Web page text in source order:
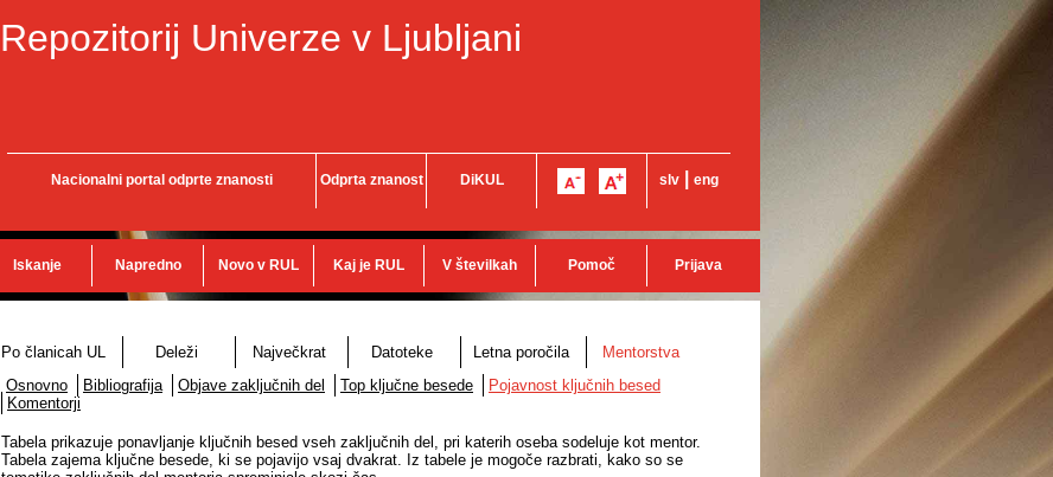
Repozitorij Univerze v Ljubljani
Nacionalni portal odprte znanosti Odprta znanost DiKUL slv eng
Iskanje Napredno Novo v RUL Kaj je RUL V številkah Pomoč Prijava
Po članicah UL Deleži Največkrat Datoteke Letna poročila
Mentorstva
Osnovno
Bibliografija Objave zaključnih del Top ključne besede
Pojavnost ključnih besed
Komentorji
Tabela prikazuje ponavljanje ključnih besed vseh zaključnih del, pri katerih oseba sodeluje kot mentor.
Tabela zajema ključne besede, ki se pojavijo vsaj dvakrat. Iz tabele je mogoče razbrati, kako so se